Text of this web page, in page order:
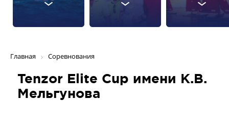
Главная Соревнования
Tenzor Elite Cup имени К.В.
Мельгунова